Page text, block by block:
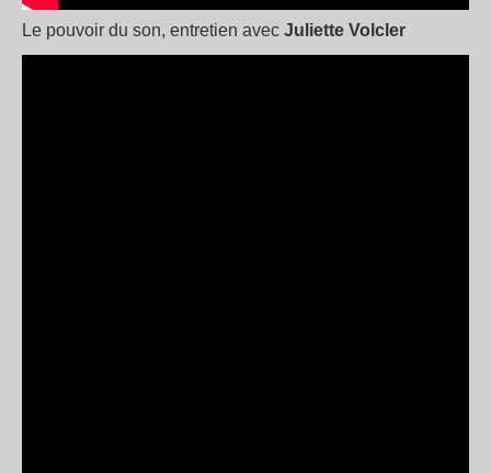
Le pouvoir du son, entretien avec Juliette Volcler